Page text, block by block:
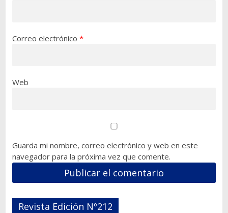
Correo electrónico *
Web
Guarda mi nombre, correo electrónico y web en este
navegador para la próxima vez que comente.
Revista Edición Nº212